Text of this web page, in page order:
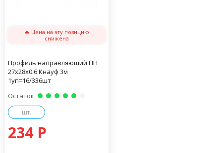
🔥 Цена на эту позицию
снижена
Профиль направляющий ПН
27х28х0.6 Кнауф 3м
1уп=16/336шт
Остаток
шт.
234 P